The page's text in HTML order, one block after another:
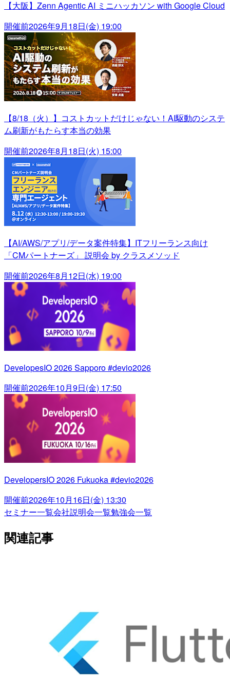
【大阪】Zenn Agentic AI ミニハッカソン with Google Cloud
開催前2026年9月18日(金) 19:00
【8/18（火）】コストカットだけじゃない！AI駆動のシステ
ム刷新がもたらす本当の効果
開催前2026年8月18日(火) 15:00
【AI/AWS/アプリ/データ案件特集】ITフリーランス向け
「CMパートナーズ」 説明会 by クラスメソッド
開催前2026年8月12日(水) 19:00
DevelopesIO 2026 Sapporo #devio2026
開催前2026年10月9日(金) 17:50
DevelopersIO 2026 Fukuoka #devio2026
開催前2026年10月16日(金) 13:30
セミナー一覧会社説明会一覧勉強会一覧
関連記事